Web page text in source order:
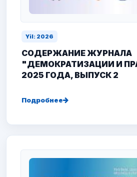
Yil: 2026
СОДЕРЖАНИЕ ЖУРНАЛА
"ДЕМОКРАТИЗАЦИИ И
2025 ГОДА, ВЫПУСК 2
Подробнее